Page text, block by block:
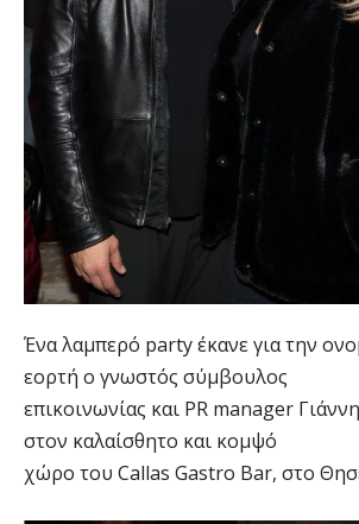
Ένα λαμπερό party έκανε για την
εορτή ο γνωστός σύμβουλος
επικοινωνίας και PR manager
στον καλαίσθητο και κομψό
χώρο του Callas Gastro Bar, στο